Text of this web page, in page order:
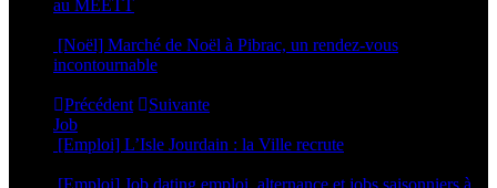
au MEETT
[Noël] Marché de Noël à Pibrac, un rendez-vous
incontournable
Précédent
Suivante
Job
[Emploi] L’Isle Jourdain : la Ville recrute
[Emploi] Job dating emploi, alternance et jobs saisonniers à